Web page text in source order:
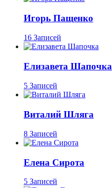
Игорь Пащенко
16 Записей
Елизавета Шапочка
5 Записей
Виталий Шляга
8 Записей
Елена Сирота
5 Записей